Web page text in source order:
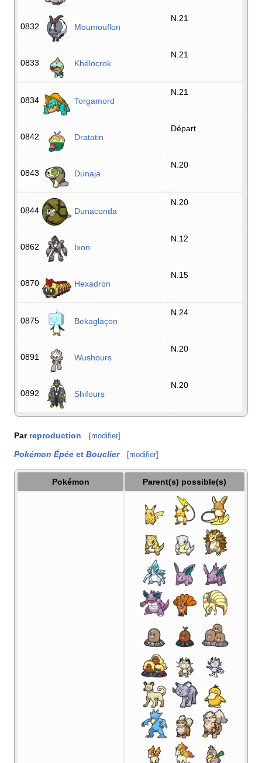
0832 Moumouflon
N.21
0833 Khélocrok
N.21
0834 Torgamord
N.21
0842 Dratatin
Départ
0843 Dunaja
N.20
0844 Dunaconda
N.20
0862 Ixon
N.12
0870 Hexadron
N.15
0875 Bekaglaçon
N.24
0891 Wushours
N.20
0892 Shifours
N.20
Par reproduction [modifier]
Pokémon Épée et Bouclier [modifier]
Pokémon Parent(s) possible(s)